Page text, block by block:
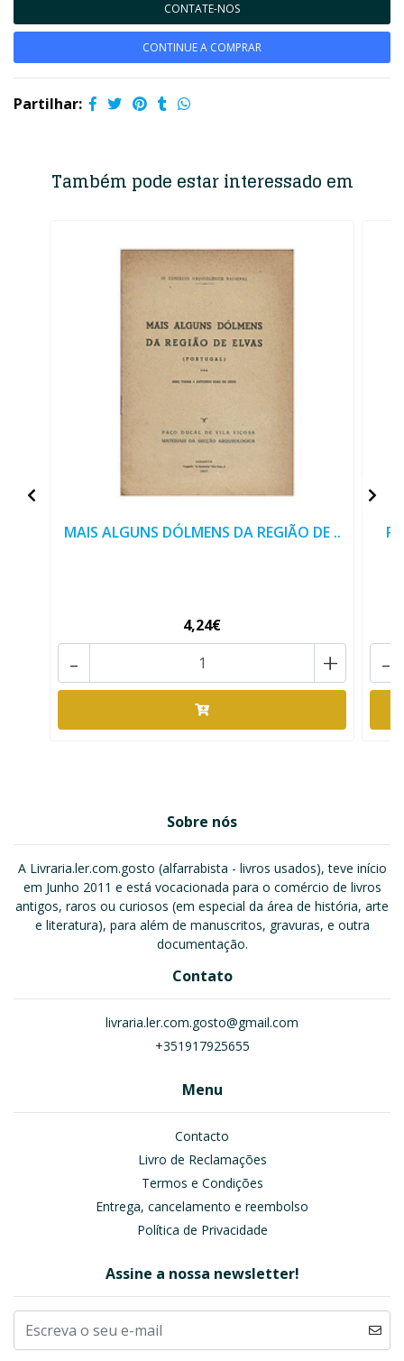
CONTATE-NOS
CONTINUE A COMPRAR
Partilhar:
Também pode estar interessado em
MAIS ALGUNS DÓLMENS DA REGIÃO DE ..
4,24€
+
- -
Sobre nós
A Livraria.ler.com.gosto (alfarrabista - livros usados), teve início
em Junho 2011 e está vocacionada para o comércio de livros
antigos, raros ou curiosos (em especial da área de história, arte
e literatura), para além de manuscritos, gravuras, e outra
documentação.
Contato
livraria.ler.com.gosto@gmail.com
+351917925655
Menu
Contacto
Livro de Reclamações
Termos e Condições
Entrega, cancelamento e reembolso
Política de Privacidade
Assine a nossa newsletter!